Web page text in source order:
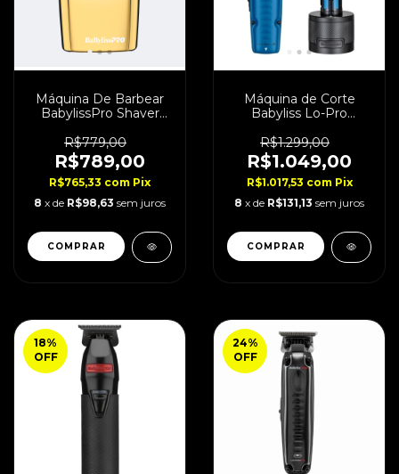
Máquina De Barbear
BabylissPro Shaver
R$779,00
R$789,00
R$765,33 com Pix
8 x de R$98,63 sem juros
Máquina de Corte
Babyliss Lo-Pro
R$1.299,00
R$1.049,00
R$1.017,53 com Pix
8 x de R$131,13 sem juros
18%
OFF
24%
OFF